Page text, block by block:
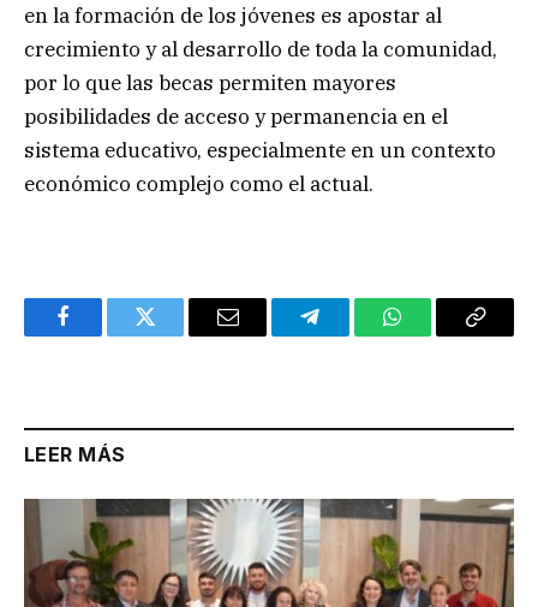
en la formación de los jóvenes es apostar al
crecimiento y al desarrollo de toda la comunidad,
por lo que las becas permiten mayores
posibilidades de acceso y permanencia en el
sistema educativo, especialmente en un contexto
económico complejo como el actual.
FacebookTwitter Email TelegramWhatsAppCopy
LEER MÁS